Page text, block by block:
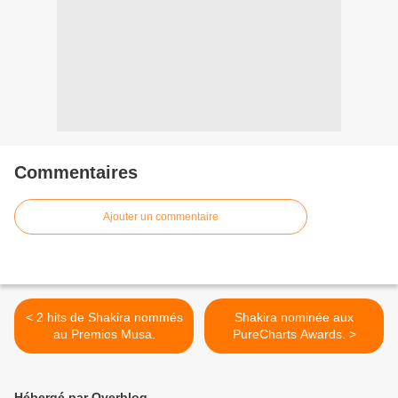
Commentaires
Ajouter un commentaire
< 2 hits de Shakira nommés
au Premios Musa.
Shakira nominée aux
PureCharts Awards. >